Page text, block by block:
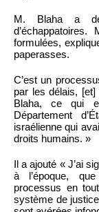
M. Blaha a
formulées,
paperasses.
C’est un
par les délais,
Blaha, ce qui
Département
israélienne qui
droits humains. »
Il a ajouté « J’ai
à l’époque,
processus en
système de